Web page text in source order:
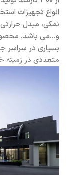
انواع تجهیزات
نمکی، مبدل
بسیاری در سراسر
متعددی در زمینه